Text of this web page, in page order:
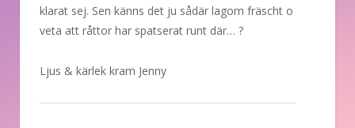
klarat sej. Sen känns det ju sådär lagom fräscht o
veta att råttor har spatserat runt där… ?
Ljus & kärlek kram Jenny